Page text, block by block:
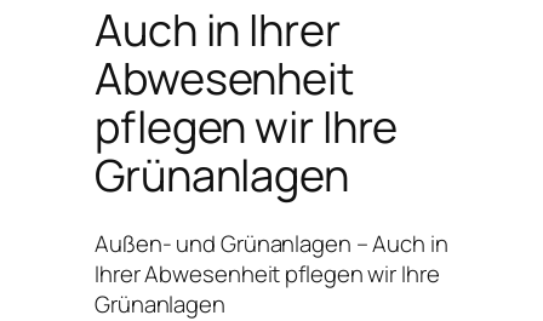
Auch in Ihrer
Abwesenheit
pflegen wir Ihre
Grünanlagen
Außen- und Grünanlagen – Auch in
Ihrer Abwesenheit pflegen wir Ihre
Grünanlagen